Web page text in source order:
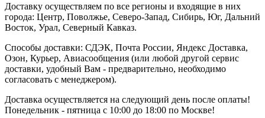
Доставку осуществляем по все регионы и входящие в них
города: Центр, Поволжье, Северо-Запад, Сибирь, Юг, Дальний
Восток, Урал, Северный Кавказ.
Способы доставки: СДЭК, Почта России, Яндекс Доставка,
Озон, Курьер, Авиасообщения (или любой другой сервис
доставки, удобный Вам - предварительно, необходимо
согласовать с менеджером).
Доставка осуществляется на следующий день после оплаты!
Понедельник - пятница с 10:00 до 18:00 по Москве!